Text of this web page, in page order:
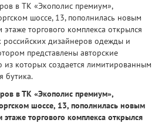
в ТК «Экополис премиум»,
шоссе, 13, пополнилась новым
торгового комплекса открылся
российских дизайнеров одежды и
представлены авторские
из которых создается лимитированным
бутика.
в ТК «Экополис премиум»,
шоссе, 13, пополнилась новым
торгового комплекса открылся